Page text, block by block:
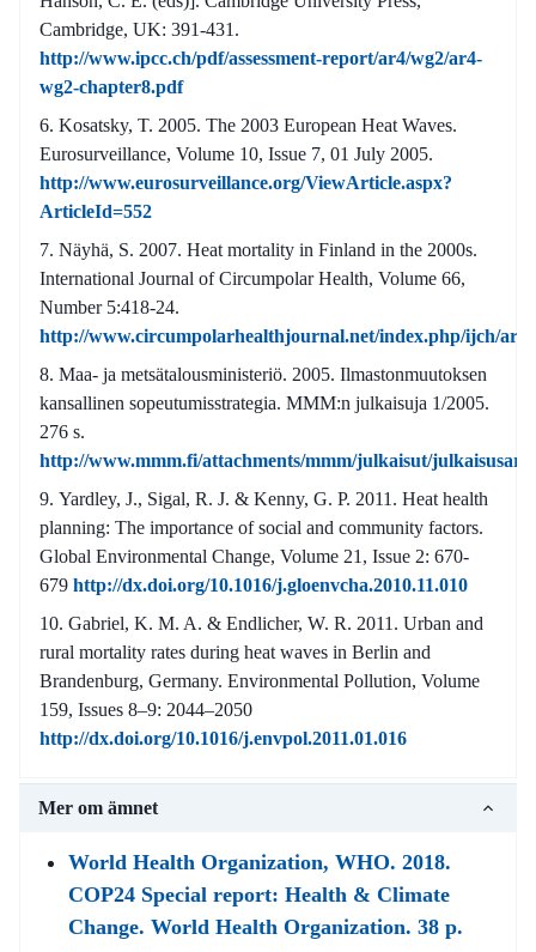
Cambridge, UK: 391-431.
http://www.ipcc.ch/pdf/assessment-report/ar4/wg2/ar4-
wg2-chapter8.pdf
Kosatsky, T. 2005. The 2003 European Heat Waves.
Eurosurveillance, Volume 10, Issue 7, 01 July 2005.
http://www.eurosurveillance.org/ViewArticle.aspx?
ArticleId=552
Näyhä, S. 2007. Heat mortality in Finland in the 2000s.
International Journal of Circumpolar Health, Volume 66,
Number 5:418-24.
http://www.circumpolarhealthjournal.net/index.php/ijch/
Maa- ja metsätalousministeriö. 2005. Ilmastonmuutoksen
kansallinen sopeutumisstrategia. MMM:n julkaisuja 1/2005.
276 s.
http://www.mmm.fi/attachments/mmm/julkaisut/
Yardley, J., Sigal, R. J. & Kenny, G. P. 2011. Heat health
planning: The importance of social and community factors.
Global Environmental Change, Volume 21, Issue 2: 670-
679 http://dx.doi.org/10.1016/j.gloenvcha.2010.11.010
Gabriel, K. M. A. & Endlicher, W. R. 2011. Urban and
rural mortality rates during heat waves in Berlin and
Brandenburg, Germany. Environmental Pollution, Volume
159, Issues 8–9: 2044–2050
http://dx.doi.org/10.1016/j.envpol.2011.01.016
Mer om ämnet
World Health Organization, WHO. 2018.
COP24 Special report: Health & Climate
Change. World Health Organization. 38 p.